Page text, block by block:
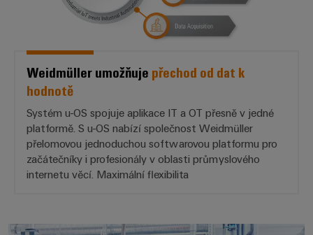
Weidmüller umožňuje přechod od dat k
hodnotě
Systém u-OS spojuje aplikace IT a OT přesně v jedné
platformě. S u-OS nabízí společnost Weidmüller
přelomovou jednoduchou softwarovou platformu pro
začátečníky i profesionály v oblasti průmyslového
internetu věcí. Maximální flexibilita